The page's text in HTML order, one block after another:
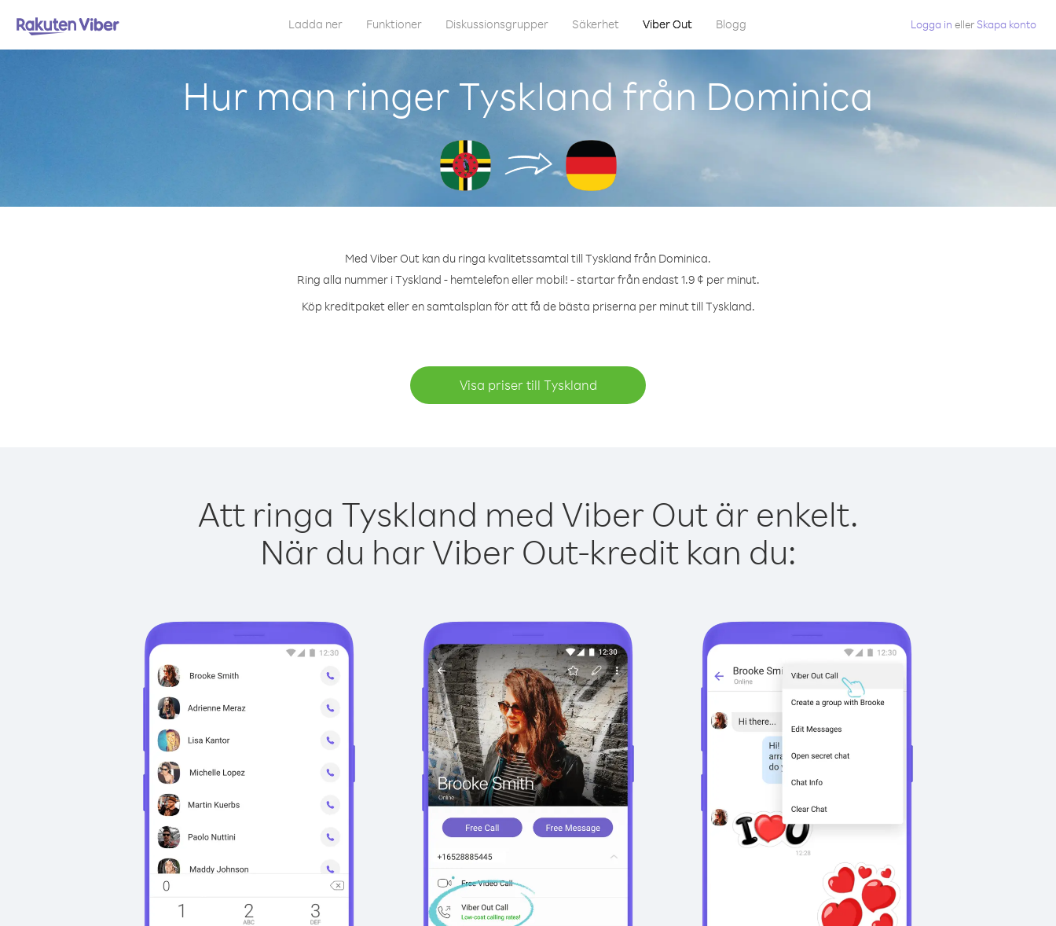
Ladda ner Funktioner Diskussionsgrupper Säkerhet Viber Out Blogg Logga in eller Skapa konto
Hur man ringer Tyskland från Dominica
Med Viber Out kan du ringa kvalitetssamtal till Tyskland från Dominica.
Ring alla nummer i Tyskland - hemtelefon eller mobil! - startar från endast 1.9 ¢ per minut.
Köp kreditpaket eller en samtalsplan för att få de bästa priserna per minut till Tyskland.
Visa priser till Tyskland
Att ringa Tyskland med Viber Out är enkelt.
När du har Viber Out-kredit kan du: